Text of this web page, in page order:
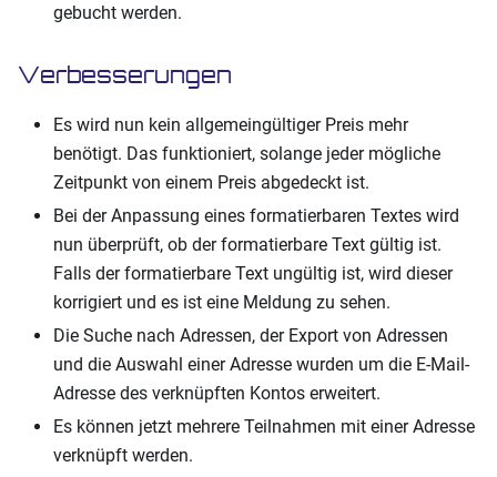
gebucht werden.
Verbesserungen
Es wird nun kein allgemeingültiger Preis mehr
benötigt. Das funktioniert, solange jeder mögliche
Zeitpunkt von einem Preis abgedeckt ist.
Bei der Anpassung eines formatierbaren Textes wird
nun überprüft, ob der formatierbare Text gültig ist.
Falls der formatierbare Text ungültig ist, wird dieser
korrigiert und es ist eine Meldung zu sehen.
Die Suche nach Adressen, der Export von Adressen
und die Auswahl einer Adresse wurden um die E-Mail-
Adresse des verknüpften Kontos erweitert.
Es können jetzt mehrere Teilnahmen mit einer Adresse
verknüpft werden.